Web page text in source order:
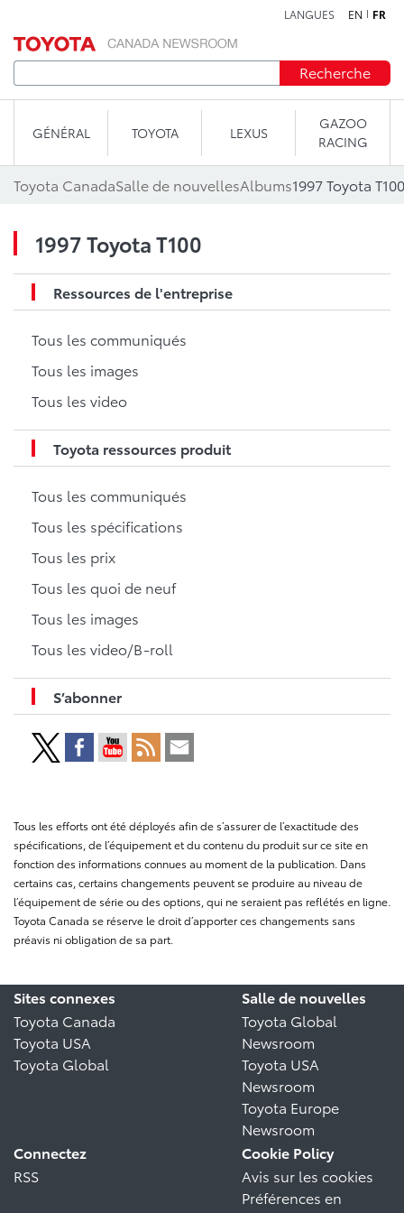
LANGUES EN FR
Recherche
GÉNÉRAL TOYOTA LEXUS
GAZOO
RACING
Toyota CanadaSalle de nouvellesAlbums1997 Toyota T100
1997 Toyota T100
Ressources de l'entreprise
Tous les communiqués
Tous les images
Tous les video
Toyota ressources produit
Tous les communiqués
Tous les spécifications
Tous les prix
Tous les quoi de neuf
Tous les images
Tous les video/B-roll
S’abonner
Tous les efforts ont été déployés afin de s’assurer de l’exactitude des
spécifications, de l’équipement et du contenu du produit sur ce site en
fonction des informations connues au moment de la publication. Dans
certains cas, certains changements peuvent se produire au niveau de
l’équipement de série ou des options, qui ne seraient pas reflétés en ligne.
Toyota Canada se réserve le droit d’apporter ces changements sans
préavis ni obligation de sa part.
Sites connexes
Toyota Canada
Toyota USA
Toyota Global
Salle de nouvelles
Toyota Global
Newsroom
Toyota USA
Newsroom
Toyota Europe
Newsroom
Connectez
RSS
Cookie Policy
Avis sur les cookies
Préférences en